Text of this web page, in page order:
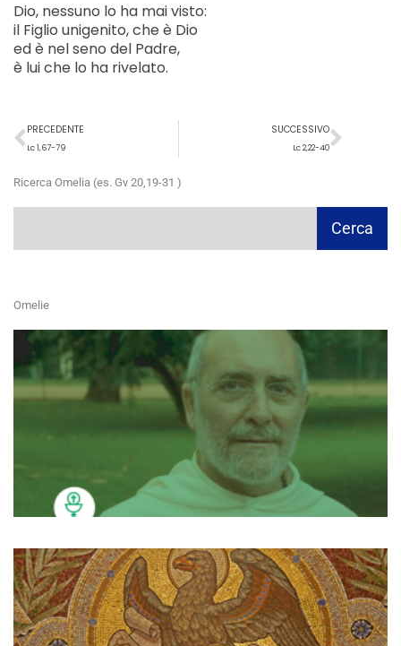
Dio, nessuno lo ha mai visto:
il Figlio unigenito, che è Dio
ed è nel seno del Padre,
è lui che lo ha rivelato.
Precedente
PRECEDENTE
Lc 1,67-79
SUCCESSIVO
Lc 2,22-40
Ricerca Omelia (es. Gv 20,19-31 )
Cerca
Omelie